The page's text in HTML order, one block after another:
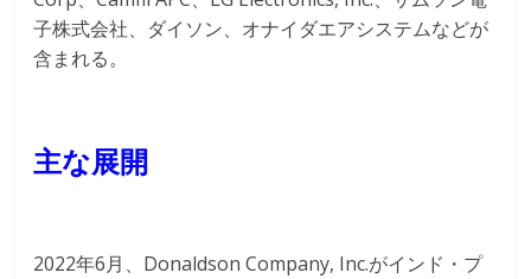
子株式会社、ダイソン、オナイダエアシステムなどが
含まれる。
主な展開
2022年6月、Donaldson Company, Inc.がインド・プ